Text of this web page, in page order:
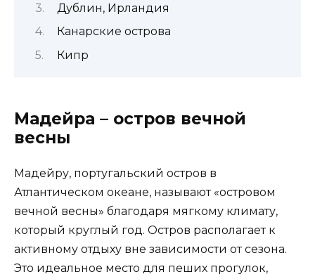
Дублин, Ирландия
Канарские острова
Кипр
Мадейра – остров вечной
весны
Мадейру, португальский остров в
Атлантическом океане, называют «островом
вечной весны» благодаря мягкому климату,
который круглый год. Остров располагает к
активному отдыху вне зависимости от сезона.
Это идеальное место для пеших прогулок,